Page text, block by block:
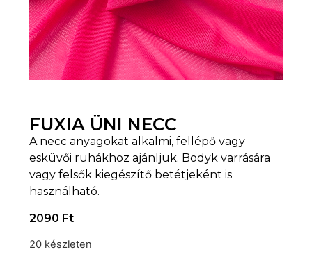
FUXIA ÜNI NECC
A necc anyagokat alkalmi, fellépő vagy
esküvői ruhákhoz ajánljuk. Bodyk varrására
vagy felsők kiegészítő betétjeként is
használható.
2090 Ft
20 készleten